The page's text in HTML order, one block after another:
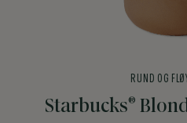
Starbucks®
RUND OG